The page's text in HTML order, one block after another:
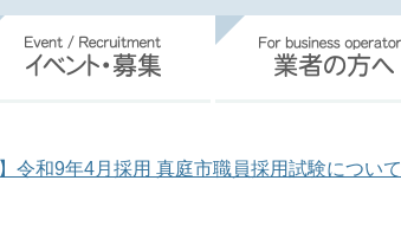
令和9年4月採用 真庭市職員採用試験について